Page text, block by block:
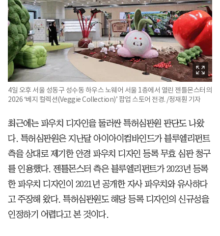
4일 오후 서울 성동구 성수동 하우스 노웨어 서울 1층에서 열린 젠틀몬스터의
2026 ‘베지 컬렉션(Veggie Collection)’ 팝업 스토어 전경. /정재훤 기자
최근에는 파우치 디자인을 둘러싼 특허심판원 판단도 나왔
다. 특허심판원은 지난달 아이아이컴바인드가 블루엘리펀트
측을 상대로 제기한 안경 파우치 디자인 등록 무효 심판 청구
를 인용했다. 젠틀몬스터 측은 블루엘리펀트가 2023년 등록
한 파우치 디자인이 2021년 공개한 자사 파우치와 유사하다
고 주장해 왔다. 특허심판원도 해당 등록 디자인의 신규성을
인정하기 어렵다고 본 것이다.